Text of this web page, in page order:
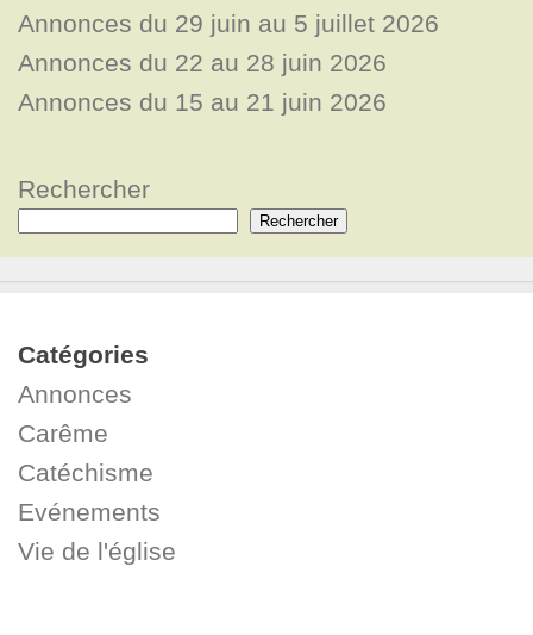
Annonces du 29 juin au 5 juillet 2026
Annonces du 22 au 28 juin 2026
Annonces du 15 au 21 juin 2026
Rechercher
Rechercher
Catégories
Annonces
Carême
Catéchisme
Evénements
Vie de l'église